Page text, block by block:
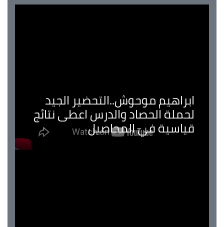
ابراهيم موحوش..التحضير الجيد
لحملة الحصاد والدرس اعطى نتائج
قياسية في المحاصيل